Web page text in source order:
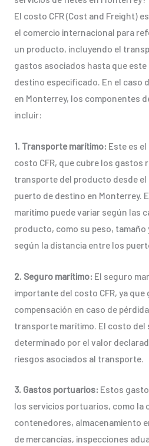
El costo CFR (Cost and Freight)
el comercio internacional para
un producto, incluyendo el
gastos asociados hasta que
destino especificado. En el caso
en Monterrey, los componentes
incluir:
1. Transporte marítimo: Este es
costo CFR, que cubre los gastos
transporte del producto desde
puerto de destino en Monterrey.
marítimo puede variar según las
producto, como su peso, tamaño
según la distancia entre los
2. Seguro marítimo: El seguro
importante del costo CFR, ya
compensación en caso de
transporte marítimo. El costo del
determinado por el valor
riesgos asociados al transporte.
3. Gastos portuarios: Estos
los servicios portuarios, como la
contenedores, almacenamiento
de mercancías, inspecciones